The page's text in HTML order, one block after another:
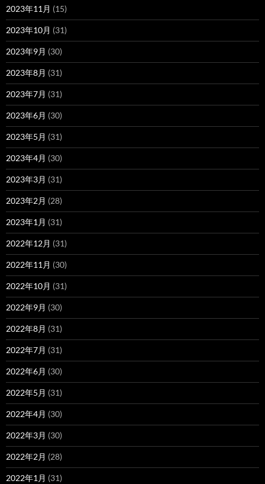
2023年11月 (15)
2023年10月 (31)
2023年9月 (30)
2023年8月 (31)
2023年7月 (31)
2023年6月 (30)
2023年5月 (31)
2023年4月 (30)
2023年3月 (31)
2023年2月 (28)
2023年1月 (31)
2022年12月 (31)
2022年11月 (30)
2022年10月 (31)
2022年9月 (30)
2022年8月 (31)
2022年7月 (31)
2022年6月 (30)
2022年5月 (31)
2022年4月 (30)
2022年3月 (30)
2022年2月 (28)
2022年1月 (31)